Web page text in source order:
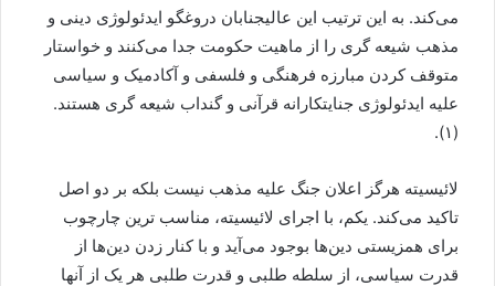
می‌کند. به این ترتیب این عالیجنابان دروغگو ایدئولوژی دینی و
مذهب شیعه گری را از ماهیت حکومت جدا می‌کنند و خواستار
متوقف کردن مبارزه فرهنگی و فلسفی و آکادمیک و سیاسی
علیه ایدئولوژی جنایتکارانه قرآنی و گنداب شیعه گری هستند.
(۱).
لائیسیته هرگز اعلان جنگ علیه مذهب نیست بلکه بر دو اصل
تاکید می‌کند. یکم، با اجرای لائیسیته، مناسب ترین چارچوب
برای همزیستی دین‌ها بوجود می‌آید و با کنار زدن دین‌ها از
قدرت سیاسی، از سلطه طلبی و قدرت طلبی هر یک از آنها